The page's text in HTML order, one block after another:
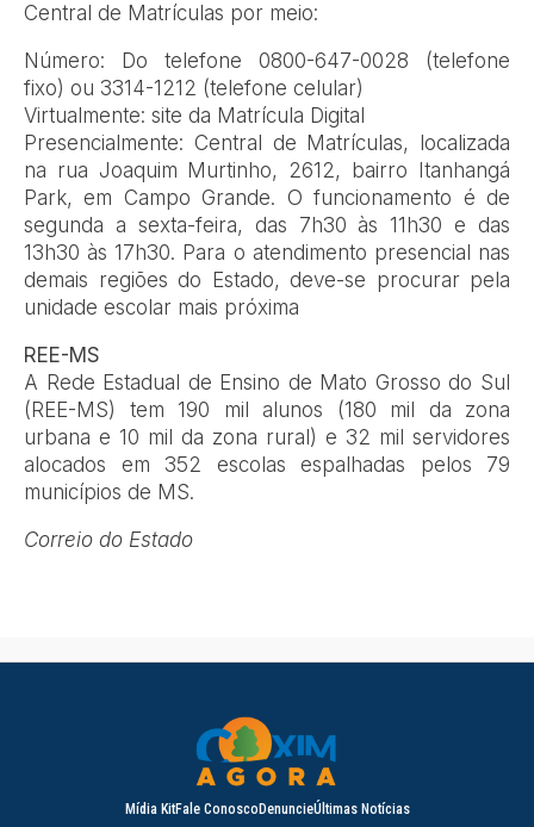
Central de Matrículas por meio:
Número: Do telefone 0800-647-0028 (telefone
fixo) ou 3314-1212 (telefone celular)
Virtualmente: site da Matrícula Digital
Presencialmente: Central de Matrículas, localizada
na rua Joaquim Murtinho, 2612, bairro Itanhangá
Park, em Campo Grande. O funcionamento é de
segunda a sexta-feira, das 7h30 às 11h30 e das
13h30 às 17h30. Para o atendimento presencial nas
demais regiões do Estado, deve-se procurar pela
unidade escolar mais próxima
REE-MS
A Rede Estadual de Ensino de Mato Grosso do Sul
(REE-MS) tem 190 mil alunos (180 mil da zona
urbana e 10 mil da zona rural) e 32 mil servidores
alocados em 352 escolas espalhadas pelos 79
municípios de MS.
Correio do Estado
Mídia KitFale Conosco DenuncieÚltimas Notícias